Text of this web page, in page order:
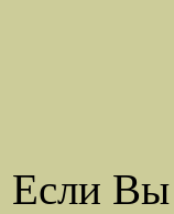
Если Вы